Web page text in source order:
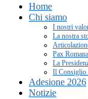
Home
Chi siamo
I nostri
La nostra
Pax Romana
La
Il Consiglio
Adesione 2026
Notizie